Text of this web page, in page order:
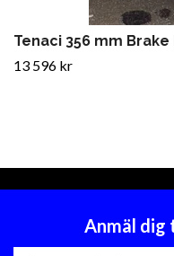
Tenaci 356 mm
13 596 kr
Anmäl dig